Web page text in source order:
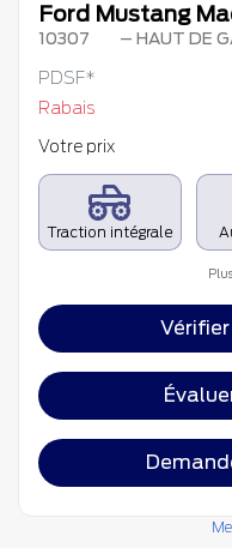
Ford Mustang
10307 – HAUT DE
PDSF*
Rabais
Votre prix
Traction intégrale